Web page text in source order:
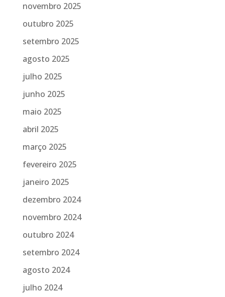
novembro 2025
outubro 2025
setembro 2025
agosto 2025
julho 2025
junho 2025
maio 2025
abril 2025
março 2025
fevereiro 2025
janeiro 2025
dezembro 2024
novembro 2024
outubro 2024
setembro 2024
agosto 2024
julho 2024